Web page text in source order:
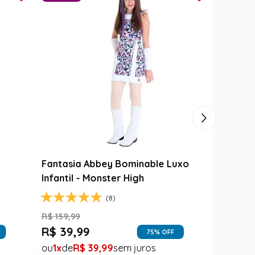
Fantasia Abbey Bominable Luxo
Infantil - Monster High
(8)
R$ 159,99
R$ 39,99 75% OFF
1 R$ 39,99